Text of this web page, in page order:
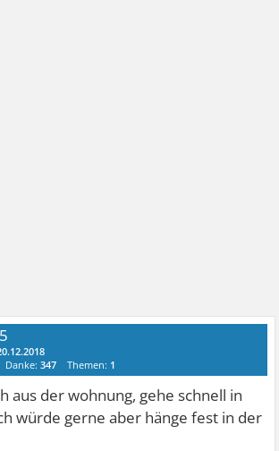
Danke:347 Themen: 1
aus der wohnung, gehe schnell in
würde gerne aber hänge fest in der